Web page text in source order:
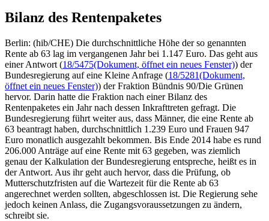
Bilanz des Rentenpaketes
Berlin: (hib/CHE) Die durchschnittliche Höhe der so genannten
Rente ab 63 lag im vergangenen Jahr bei 1.147 Euro. Das geht aus
einer Antwort (18/5475(Dokument, öffnet ein neues Fenster)) der
Bundesregierung auf eine Kleine Anfrage (18/5281(Dokument,
öffnet ein neues Fenster)) der Fraktion Bündnis 90/Die Grünen
hervor. Darin hatte die Fraktion nach einer Bilanz des
Rentenpaketes ein Jahr nach dessen Inkrafttreten gefragt. Die
Bundesregierung führt weiter aus, dass Männer, die eine Rente ab
63 beantragt haben, durchschnittlich 1.239 Euro und Frauen 947
Euro monatlich ausgezahlt bekommen. Bis Ende 2014 habe es rund
206.000 Anträge auf eine Rente mit 63 gegeben, was ziemlich
genau der Kalkulation der Bundesregierung entspreche, heißt es in
der Antwort. Aus ihr geht auch hervor, dass die Prüfung, ob
Mutterschutzfristen auf die Wartezeit für die Rente ab 63
angerechnet werden sollten, abgeschlossen ist. Die Regierung sehe
jedoch keinen Anlass, die Zugangsvoraussetzungen zu ändern,
schreibt sie.